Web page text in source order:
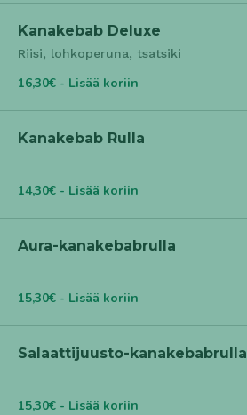
Kanakebab Deluxe
Riisi, lohkoperuna, tsatsiki
16,30€ - Lisää koriin
Kanakebab Rulla
14,30€ - Lisää koriin
Aura-kanakebabrulla
15,30€ - Lisää koriin
Salaattijuusto-kanakebabrulla
15,30€ - Lisää koriin